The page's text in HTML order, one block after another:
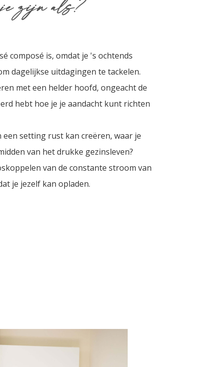
je zijn als?
composé is, omdat je 's ochtends
dagelijkse uitdagingen te tackelen.
met een helder hoofd, ongeacht de
hebt hoe je je aandacht kunt richten
setting rust kan creëren, waar je
van het drukke gezinsleven?
van de constante stroom van
je jezelf kan opladen.